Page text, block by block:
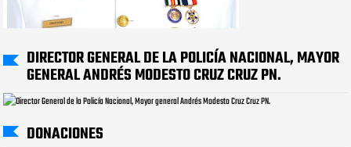
DIRECTOR GENERAL DE LA POLICÍA NACIONAL, MAYOR
GENERAL ANDRÉS MODESTO CRUZ CRUZ PN.
DONACIONES